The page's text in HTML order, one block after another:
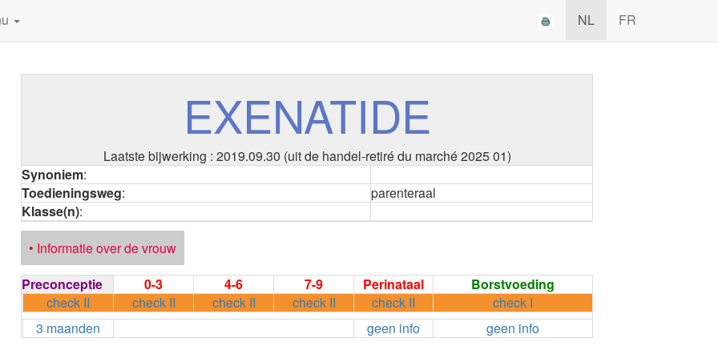
NL FR
EXENATIDE
Laatste bijwerking : 2019.09.30 (uit de handel-retiré du marché 2025 01)
Synoniem:
Toedieningsweg:
parenteraal
Klasse(n):
• Informatie over de vrouw
Preconceptie
0-3 4-6 7-9 Perinataal
Borstvoeding
check II
check II check II check II check II
check I
3 maanden
geen info
geen info